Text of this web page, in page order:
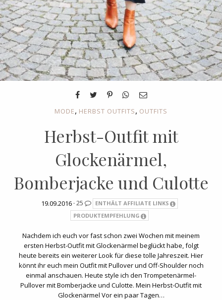
MODE, HERBST OUTFITS, OUTFITS
Herbst-Outfit mit
Glockenärmel,
Bomberjacke und Culotte
19.09.2016 · 25
ENTHÄLT AFFILIATE LINKS
PRODUKTEMPFEHLUNG
Nachdem ich euch vor fast schon zwei Wochen mit meinem
ersten Herbst-Outfit mit Glockenärmel beglückt habe, folgt
heute bereits ein weiterer Look für diese tolle Jahreszeit. Hier
könnt ihr euch mein Outfit mit Pullover und Off-Shoulder noch
einmal anschauen. Heute style ich den Trompetenärmel-
Pullover mit Bomberjacke und Culotte. Mein Herbst-Outfit mit
Glockenärmel Vor ein paar Tagen…